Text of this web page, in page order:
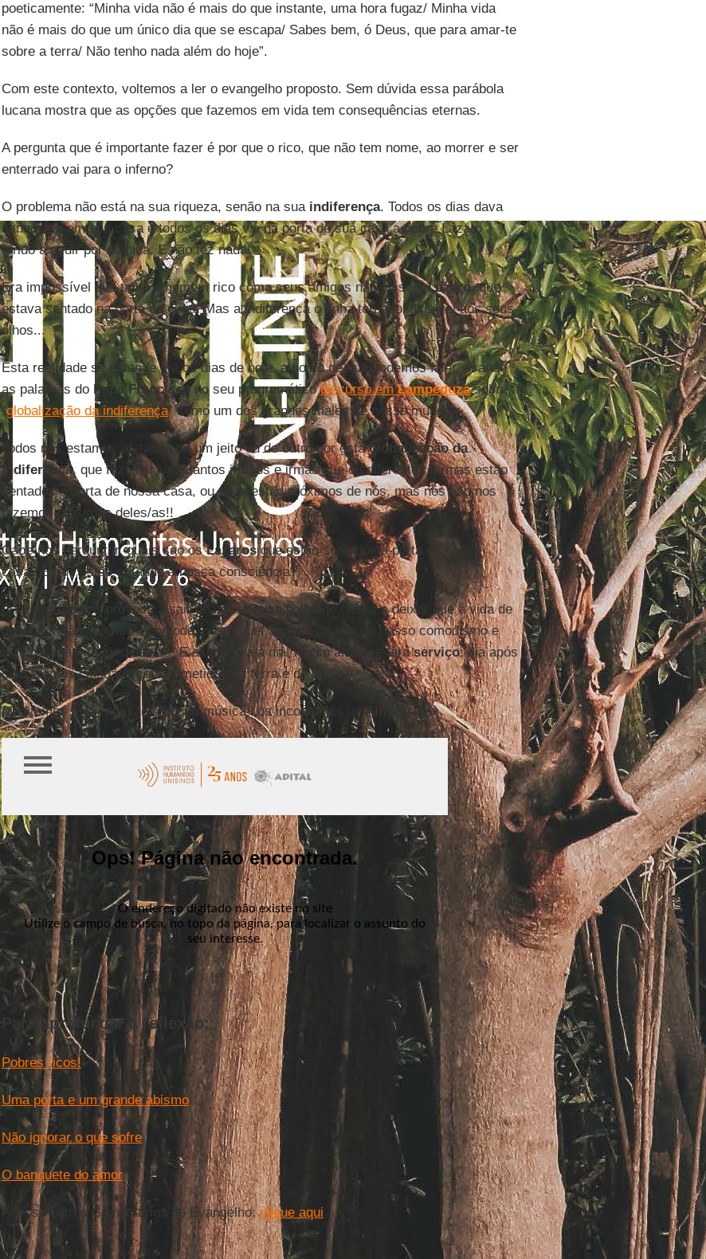
poeticamente: “Minha vida não é mais do que instante, uma hora fugaz/ Minha vida
não é mais do que um único dia que se escapa/ Sabes bem, ó Deus, que para amar-te
sobre a terra/ Não tenho nada além do hoje”.
Com este contexto, voltemos a ler o evangelho proposto. Sem dúvida essa parábola
lucana mostra que as opções que fazemos em vida tem consequências eternas.
A pergunta que é importante fazer é por que o rico, que não tem nome, ao morrer e ser
enterrado vai para o inferno?
O problema não está na sua riqueza, senão na suaindiferença. Todos os dias dava
banquetes em sua casa e todos os dias via na porta de sua casa a pobre Lázaro
ferido a pedir por comida. E não fez nada!
Era impossível que tanto o homem rico como seus amigos não vissemLázaro, que
estava sentado na porta da casa. Mas a indiferença o tinha tornado invisível aos seus
olhos...
Esta realidade se estende até os dias de hoje, a ponto de que podemos falar, usando
as palavras doPapa Franciscono seu programáticodiscurso emLampeduzasobre a
“globalização da indiferença” como um dos grandes males de nosso mundo.
Todos nós estamos afetados de um jeito ou de outro por estaglobalização da
indiferença, que faz invisíveis tantos irmãos e irmãs que de diferentes formas estão
sentados à porta de nossa casa, ou seja, estão próximos de nós, mas nós não nos
fazemos próximos deles/as!!
Cabe-nos perguntar, quais são osLázarosque estão sentados à porta de nossa
casa? E que estão gritando à nossa consciência?
O evangelho nos provoca a sair de nossa falsa bolha de cristal e deixar que a vida de
nossos irmãos/as nos incomode, nos toque, a ponto de sair de nosso comodismo e
fazer algo em favor deles/as. E assim, dia a dia, nosso amor se faráserviço; dia após
dia seremos cidadãos comprometidos da terra e do céu.
Meditemos esta reflexão à luz da música Los incontables de Ain Karem:
Para aprofundar a reflexão:
Pobres ricos!
Uma porta e um grande abismo
Não ignorar o que sofre
O banquete do amor
Acesse outros Comentários do Evangelho:clique aqui